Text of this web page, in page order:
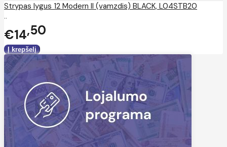
Strypas lygus 12 Modern II (vamzdis) BLACK, L04STB20
..
€14 50